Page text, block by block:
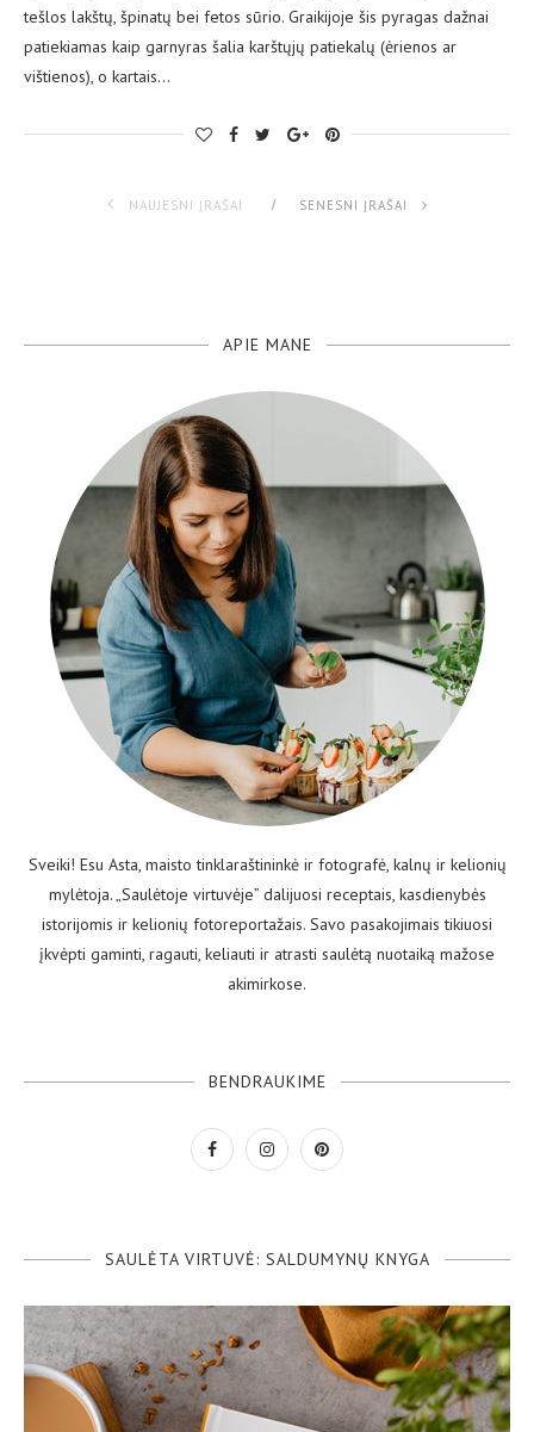
tešlos lakštų, špinatų bei fetos sūrio. Graikijoje šis pyragas dažnai
patiekiamas kaip garnyras šalia karštųjų patiekalų (ėrienos ar
vištienos), o kartais…
NAUJESNI ĮRAŠAI SENESNI ĮRAŠAI
APIE MANE
Sveiki! Esu Asta, maisto tinklaraštininkė ir fotografė, kalnų ir kelionių
mylėtoja. „Saulėtoje virtuvėje” dalijuosi receptais, kasdienybės
istorijomis ir kelionių fotoreportažais. Savo pasakojimais tikiuosi
įkvėpti gaminti, ragauti, keliauti ir atrasti saulėtą nuotaiką mažose
akimirkose.
BENDRAUKIME
SAULĖTA VIRTUVĖ: SALDUMYNŲ KNYGA